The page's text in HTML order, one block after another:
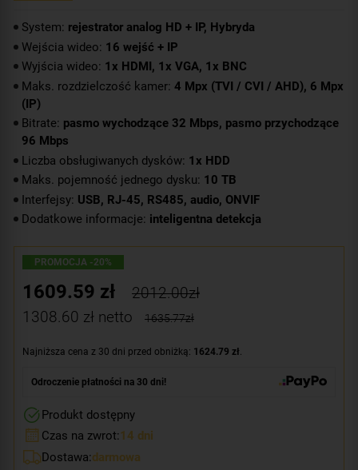
System: rejestrator analog HD + IP, Hybryda
Wejścia wideo: 16 wejść + IP
Wyjścia wideo: 1x HDMI, 1x VGA, 1x BNC
Maks. rozdzielczość kamer: 4 Mpx (TVI / CVI / AHD), 6 Mpx
(IP)
Bitrate: pasmo wychodzące 32 Mbps, pasmo przychodzące
96 Mbps
Liczba obsługiwanych dysków: 1x HDD
Maks. pojemność jednego dysku: 10 TB
Interfejsy: USB, RJ-45, RS485, audio, ONVIF
Dodatkowe informacje: inteligentna detekcja
PROMOCJA -20%
1609.59 zł
2012.00zł
1308.60 zł netto 1635.77zł
Najniższa cena z 30 dni przed obniżką: 1624.79 zł
Odroczenie płatności na 30 dni!
Produkt dostępny
Czas na zwrot:14 dni
Dostawa:darmowa